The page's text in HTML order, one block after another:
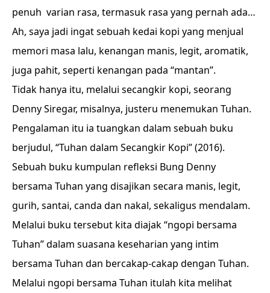
penuh varian rasa, termasuk rasa yang pernah ada…
Ah, saya jadi ingat sebuah kedai kopi yang menjual
memori masa lalu, kenangan manis, legit, aromatik,
juga pahit, seperti kenangan pada “mantan”.
Tidak hanya itu, melalui secangkir kopi, seorang
Denny Siregar, misalnya, justeru menemukan Tuhan.
Pengalaman itu ia tuangkan dalam sebuah buku
berjudul, “Tuhan dalam Secangkir Kopi” (2016).
Sebuah buku kumpulan refleksi Bung Denny
bersama Tuhan yang disajikan secara manis, legit,
gurih, santai, canda dan nakal, sekaligus mendalam.
Melalui buku tersebut kita diajak “ngopi bersama
Tuhan” dalam suasana keseharian yang intim
bersama Tuhan dan bercakap-cakap dengan Tuhan.
Melalui ngopi bersama Tuhan itulah kita melihat